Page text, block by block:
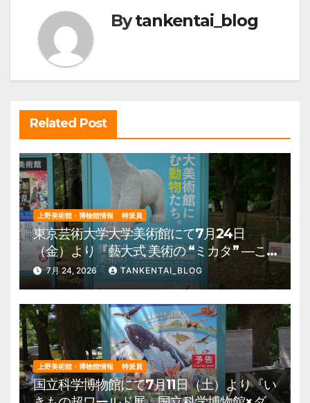
ゲ
ー
シ
ョ
ン
Bytankentai_blog
Related Post
上野美術館・博物館情報 特派員
東京芸術大学大学美術館にて7月24日
（金）より『藝大式 美術の “ミカタ” ―こ
の夏、藝大生になる―』を開催。 上野公
園 美術館・博物館 混雑情報他
7月 24, 2026 TANKENTAI_BLOG
上野美術館・博物館情報 特派員
国立科学博物館にて7月11日（土）より『い